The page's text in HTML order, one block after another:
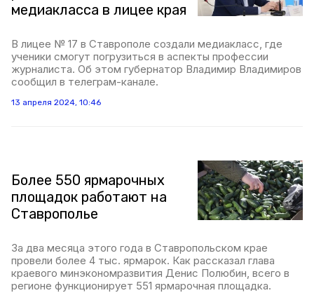
медиакласса в лицее края
В лицее № 17 в Ставрополе создали медиакласс, где
ученики смогут погрузиться в аспекты профессии
журналиста. Об этом губернатор Владимир Владимиров
сообщил в телеграм-канале.
13 апреля 2024, 10:46
Более 550 ярмарочных
площадок работают на
Ставрополье
За два месяца этого года в Ставропольском крае
провели более 4 тыс. ярмарок. Как рассказал глава
краевого минэкономразвития Денис Полюбин, всего в
регионе функционирует 551 ярмарочная площадка.